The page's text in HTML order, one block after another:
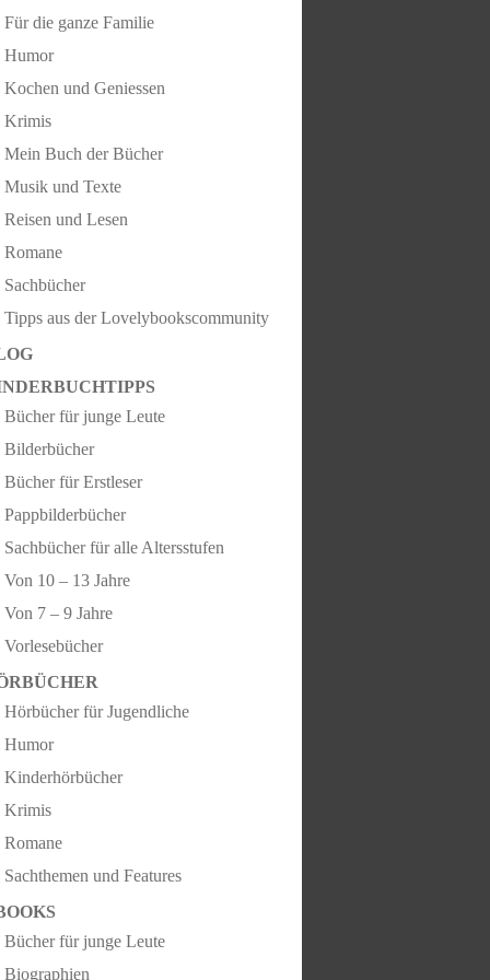
Für die ganze Familie
Humor
Kochen und Geniessen
Krimis
Mein Buch der Bücher
Musik und Texte
Reisen und Lesen
Romane
Sachbücher
Tipps aus der Lovelybookscommunity
Bücher für junge Leute
Bilderbücher
Bücher für Erstleser
Pappbilderbücher
Sachbücher für alle Altersstufen
Von 10 – 13 Jahre
Von 7 – 9 Jahre
Vorlesebücher
Hörbücher für Jugendliche
Humor
Kinderhörbücher
Krimis
Romane
Sachthemen und Features
Bücher für junge Leute
Biographien